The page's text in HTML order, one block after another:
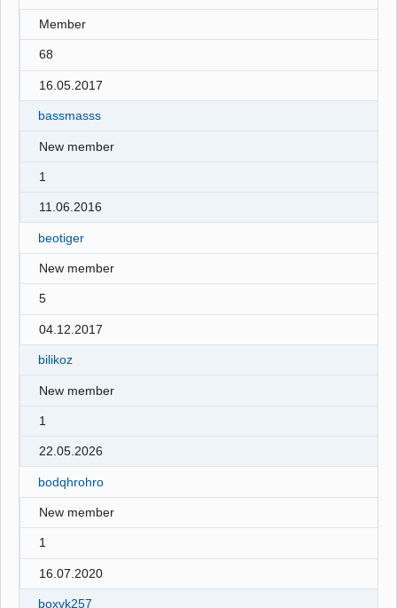
Member
68
16.05.2017
bassmasss
New member
1
11.06.2016
beotiger
New member
5
04.12.2017
bilikoz
New member
1
22.05.2026
bodqhrohro
New member
1
16.07.2020
boxvk257